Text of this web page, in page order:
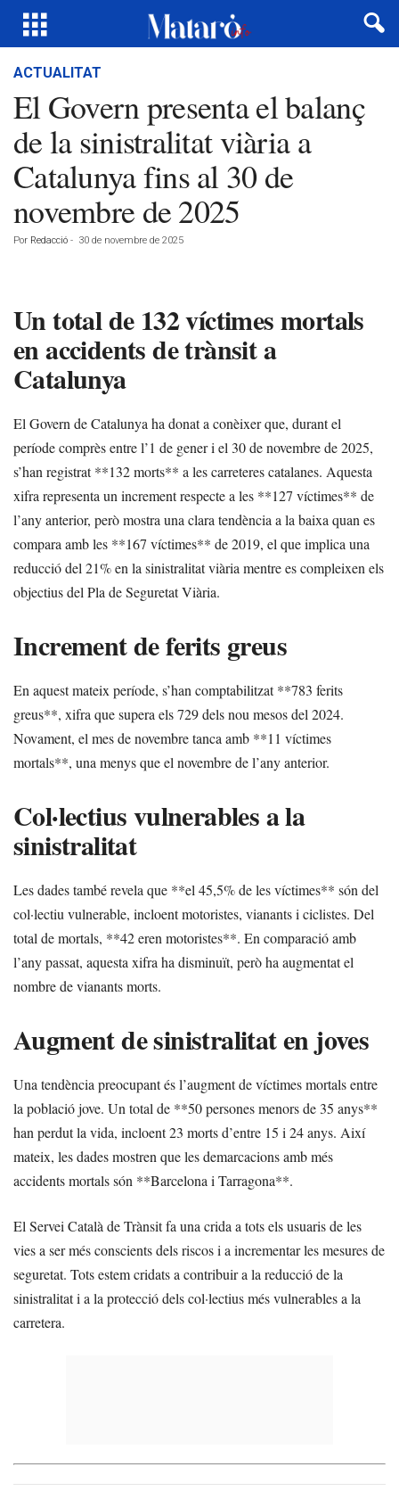
ACTUALITAT
El Govern presenta el balanç
de la sinistralitat viària a
Catalunya fins al 30 de
novembre de 2025
Por Redacció - 30 de novembre de 2025
Un total de 132 víctimes mortals
en accidents de trànsit a
Catalunya
El Govern de Catalunya ha donat a conèixer que, durant el
període comprès entre l’1 de gener i el 30 de novembre de 2025,
s’han registrat **132 morts** a les carreteres catalanes. Aquesta
xifra representa un increment respecte a les **127 víctimes** de
l’any anterior, però mostra una clara tendència a la baixa quan es
compara amb les **167 víctimes** de 2019, el que implica una
reducció del 21% en la sinistralitat viària mentre es compleixen els
objectius del Pla de Seguretat Viària.
Increment de ferits greus
En aquest mateix període, s’han comptabilitzat **783 ferits
greus**, xifra que supera els 729 dels nou mesos del 2024.
Novament, el mes de novembre tanca amb **11 víctimes
mortals**, una menys que el novembre de l’any anterior.
Col·lectius vulnerables a la
sinistralitat
Les dades també revela que **el 45,5% de les víctimes** són del
col·lectiu vulnerable, incloent motoristes, vianants i ciclistes. Del
total de mortals, **42 eren motoristes**. En comparació amb
l’any passat, aquesta xifra ha disminuït, però ha augmentat el
nombre de vianants morts.
Augment de sinistralitat en joves
Una tendència preocupant és l’augment de víctimes mortals entre
la població jove. Un total de **50 persones menors de 35 anys**
han perdut la vida, incloent 23 morts d’entre 15 i 24 anys. Així
mateix, les dades mostren que les demarcacions amb més
accidents mortals són **Barcelona i Tarragona**.
El Servei Català de Trànsit fa una crida a tots els usuaris de les
vies a ser més conscients dels riscos i a incrementar les mesures de
seguretat. Tots estem cridats a contribuir a la reducció de la
sinistralitat i a la protecció dels col·lectius més vulnerables a la
carretera.